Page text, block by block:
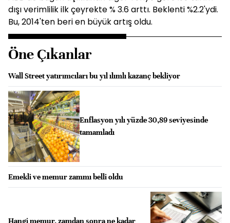
dışı verimlilik ilk çeyrekte % 3.6 arttı. Beklenti %2.2'ydi.
Bu, 2014'ten beri en büyük artış oldu.
Öne Çıkanlar
Wall Street yatırımcıları bu yıl ılımlı kazanç bekliyor
Enflasyon yılı yüzde 30,89 seviyesinde
tamamladı
Emekli ve memur zammı belli oldu
Hangi memur, zamdan sonra ne kadar